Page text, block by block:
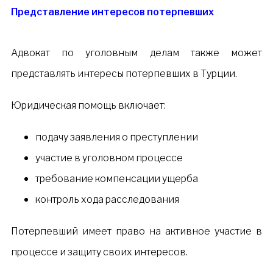
Представление интересов потерпевших
Адвокат по уголовным делам также может
представлять интересы потерпевших в Турции.
Юридическая помощь включает:
подачу заявления о преступлении
участие в уголовном процессе
требование компенсации ущерба
контроль хода расследования
Потерпевший имеет право на активное участие в
процессе и защиту своих интересов.